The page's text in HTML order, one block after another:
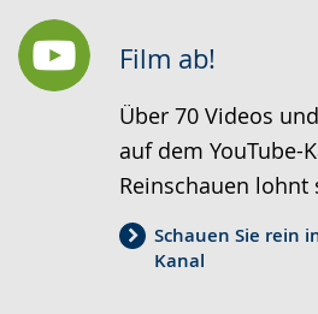
Film ab!
Über 70 Videos
auf dem YouTube-
Reinschauen lohnt
Schauen Sie rein
Kanal